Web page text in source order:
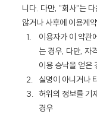
니다. 다만, "회사"는
않거나 사후에 이용계
이용자가 이 약관
는 경우, 다만, 자
이용 승낙을 얻은
실명이 아니거나
허위의 정보를 기
경우